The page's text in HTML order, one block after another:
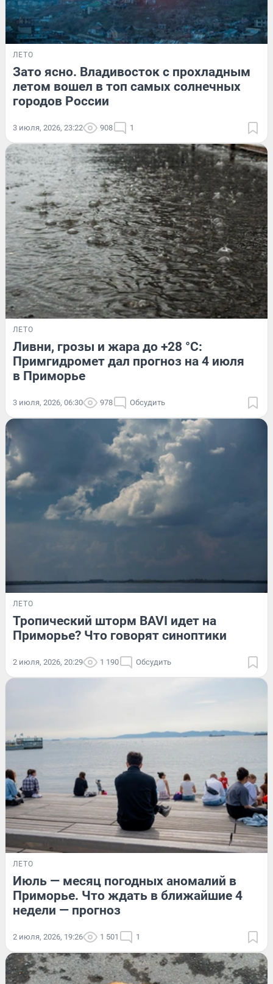
ЛЕТО
Зато ясно. Владивосток с прохладным
летом вошел в топ самых солнечных
городов России
3 июля, 2026, 23:22 908 1
ЛЕТО
Ливни, грозы и жара до +28 °C:
Примгидромет дал прогноз на 4 июля
в Приморье
3 июля, 2026, 06:30 978 Обсудить
ЛЕТО
Тропический шторм BAVI идет на
Приморье? Что говорят синоптики
2 июля, 2026, 20:29 1 190 Обсудить
ЛЕТО
Июль — месяц погодных аномалий в
Приморье. Что ждать в ближайшие 4
недели — прогноз
2 июля, 2026, 19:26 1 501 1